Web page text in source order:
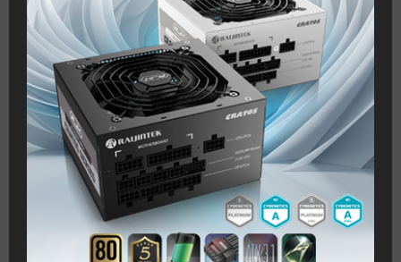
с
и